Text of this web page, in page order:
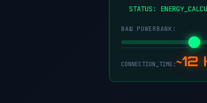
STATUS:
ВАШ POWERBANK:
CONNECTION_TIME:~12